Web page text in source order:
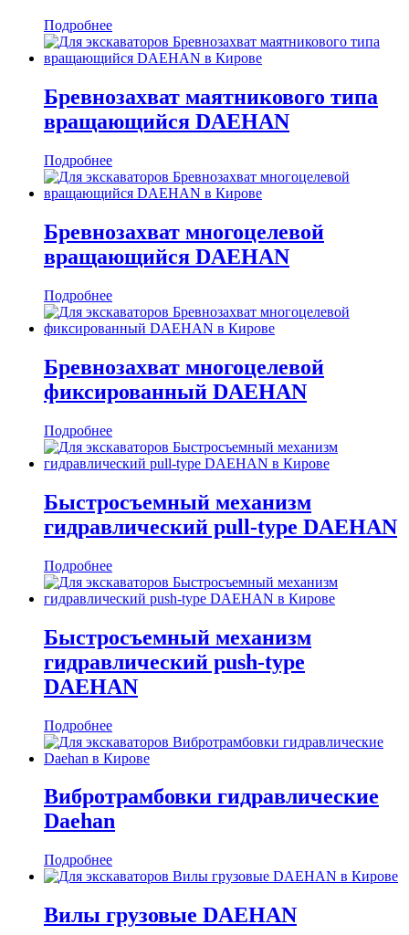
Подробнее
Бревнозахват маятникового типа
вращающийся DAEHAN
Подробнее
Бревнозахват многоцелевой
вращающийся DAEHAN
Подробнее
Бревнозахват многоцелевой
фиксированный DAEHAN
Подробнее
Быстросъемный механизм
гидравлический pull-type DAEHAN
Подробнее
Быстросъемный механизм
гидравлический push-type
DAEHAN
Подробнее
Вибротрамбовки гидравлические
Daehan
Подробнее
Вилы грузовые DAEHAN